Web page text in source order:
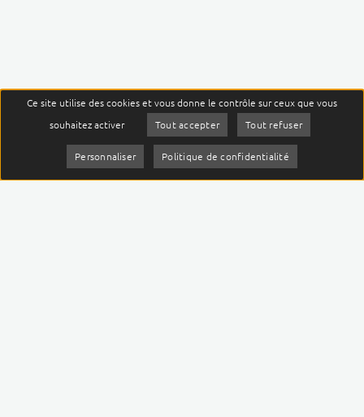
menu
Ce site utilise des cookies et vous donne le contrôle sur ceux que vous
souhaitez activer Tout accepter Tout refuser
Personnaliser Politique de confidentialité